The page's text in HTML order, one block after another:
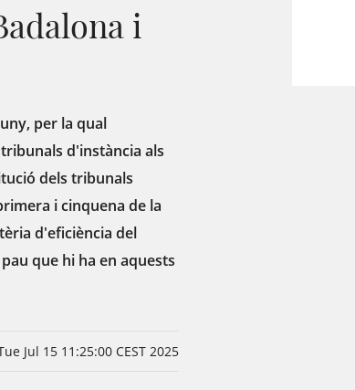
i
per la qual
d'instància als
dels tribunals
i cinquena de la
d'eficiència del
que hi ha en aquests
Jul 15 11:25:00 CEST 2025